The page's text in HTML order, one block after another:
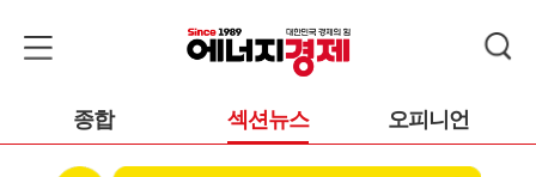
종합 섹션뉴스 오피니언